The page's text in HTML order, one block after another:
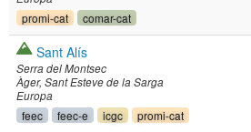
promi-cat comar-cat
Sant Alís
Serra del Montsec
Àger Sant Esteve de la Sarga
Europa
feec feec-e icgc promi-cat